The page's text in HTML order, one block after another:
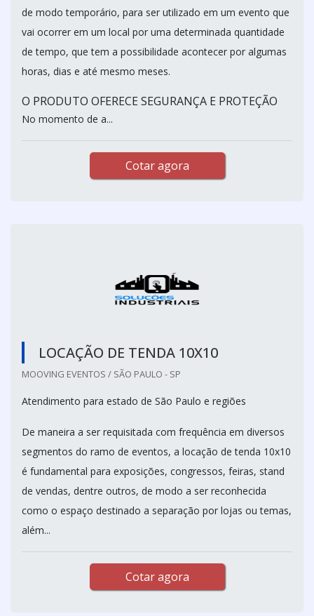
de modo temporário, para ser utilizado em um evento que
vai ocorrer em um local por uma determinada quantidade
de tempo, que tem a possibilidade acontecer por algumas
horas, dias e até mesmo meses.
O PRODUTO OFERECE SEGURANÇA E PROTEÇÃO
No momento de a...
Cotar agora
LOCAÇÃO DE TENDA 10X10
MOOVING EVENTOS / SÃO PAULO - SP
Atendimento para estado de São Paulo e regiões
De maneira a ser requisitada com frequência em diversos
segmentos do ramo de eventos, a locação de tenda 10x10
é fundamental para exposições, congressos, feiras, stand
de vendas, dentre outros, de modo a ser reconhecida
como o espaço destinado a separação por lojas ou temas,
além...
Cotar agora